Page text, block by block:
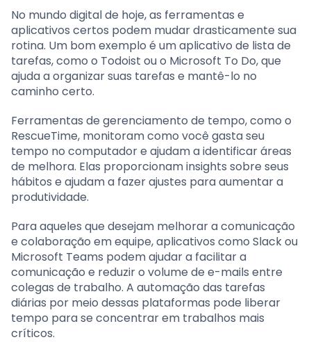
No mundo digital de hoje, as ferramentas e
aplicativos certos podem mudar drasticamente sua
rotina. Um bom exemplo é um aplicativo de lista de
tarefas, como o Todoist ou o Microsoft To Do, que
ajuda a organizar suas tarefas e mantê-lo no
caminho certo.
Ferramentas de gerenciamento de tempo, como o
RescueTime, monitoram como você gasta seu
tempo no computador e ajudam a identificar áreas
de melhora. Elas proporcionam insights sobre seus
hábitos e ajudam a fazer ajustes para aumentar a
produtividade.
Para aqueles que desejam melhorar a comunicação
e colaboração em equipe, aplicativos como Slack ou
Microsoft Teams podem ajudar a facilitar a
comunicação e reduzir o volume de e-mails entre
colegas de trabalho. A automação das tarefas
diárias por meio dessas plataformas pode liberar
tempo para se concentrar em trabalhos mais
críticos.